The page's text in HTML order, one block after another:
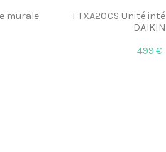
murale
FTXA20CS Unité
DAIKIN
499 €